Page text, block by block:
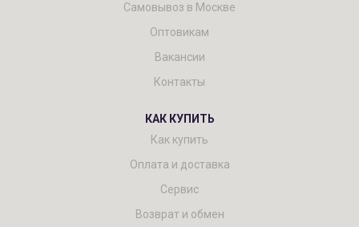
Самовывоз в Москве
Оптовикам
Вакансии
Контакты
КАК КУПИТЬ
Как купить
Оплата и доставка
Сервис
Возврат и обмен